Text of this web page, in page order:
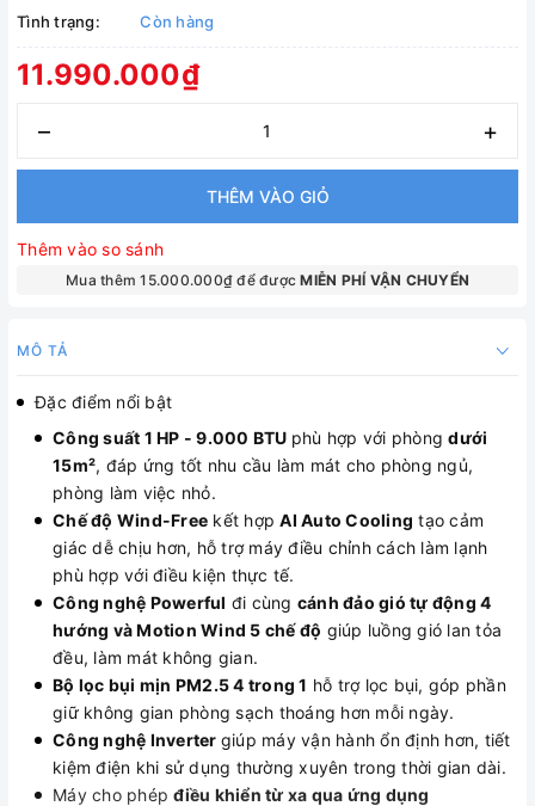
Tình trạng:
Còn hàng
11.990.000₫
– +
THÊM VÀO GIỎ
Thêm vào so sánh
Mua thêm 15.000.000₫ để đượcMIỄN PHÍ VẬN CHUYỂN
MÔ TẢ
Đặc điểm nổi bật
Công suất 1 HP - 9.000 BTU phù hợp với phòng dưới
15m², đáp ứng tốt nhu cầu làm mát cho phòng ngủ,
phòng làm việc nhỏ.
Chế độ Wind-Free kết hợp AI Auto Cooling tạo cảm
giác dễ chịu hơn, hỗ trợ máy điều chỉnh cách làm lạnh
phù hợp với điều kiện thực tế.
Công nghệ Powerful đi cùng cánh đảo gió tự động 4
hướng và Motion Wind 5 chế độ giúp luồng gió lan tỏa
đều, làm mát không gian.
Bộ lọc bụi mịn PM2.5 4 trong 1 hỗ trợ lọc bụi, góp phần
giữ không gian phòng sạch thoáng hơn mỗi ngày.
Công nghệ Inverter giúp máy vận hành ổn định hơn, tiết
kiệm điện khi sử dụng thường xuyên trong thời gian dài.
Máy cho phép điều khiển từ xa qua ứng dụng